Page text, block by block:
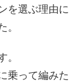
を選ぶ理由に
乗って編みた